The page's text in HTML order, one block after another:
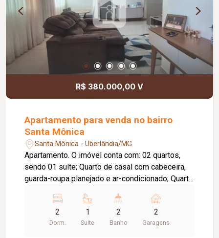
R$ 380.000,00 V
Apartamento para venda no bairro
Santa Mônica
Santa Mônica - Uberlândia/MG
Apartamento. O imóvel conta com: 02 quartos,
sendo 01 suíte; Quarto de casal com cabeceira,
guarda-roupa planejado e ar-condicionado; Quarto
planejadas; Banheiro social com armários
planejados; Sala em 02 ambientes com painel e
rack planejados; Cortina na sala; Cozinha
2
Dorm.
1
Suite
2
Banho
2
Garagens